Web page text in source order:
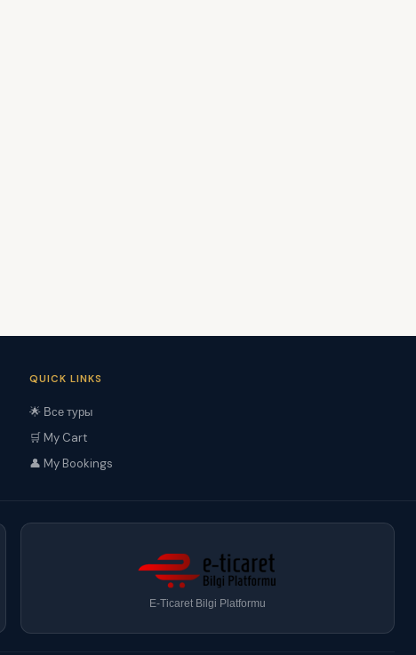
QUICK LINKS
🌟 Все туры
🛒 My Cart
👤 My Bookings
E-Ticaret Bilgi Platformu